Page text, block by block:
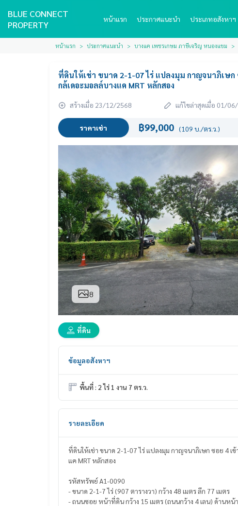
BLUE CONNECT
PROPERTY
หน้าแรก ประกาศแนะนำ ประเภทอสังหาฯ
หน้าแรก ประกาศแนะนำ บางแค เพชรเกษม ภาษีเจริญ หนองแขม
ที่ดินให้เช่า ขนาด 2-1-07 ไร่ แปลงมุม กาญจนาภิเษก
กล้เดอะมอลล์บางแค MRT หลักสอง
สร้างเมื่อ 23/12/2568 แก้ไขล่าสุดเมื่อ 01/
ราคาเช่า ฿99,000 (109 บ./ตร.ว.)
8
ที่ดิน
ข้อมูลอสังหาฯ
พื้นที่ : 2 ไร่ 1 งาน 7 ตร.ว.
รายละเอียด
ที่ดินให้เช่า ขนาด 2-1-07 ไร่ แปลงมุม กาญจนาภิเษก ซอย 4 เ
แค MRT หลักสอง
รหัสทรัพย์ A1-0090
- ขนาด 2-1-7 ไร่ (907 ตารางวา) กว้าง 48 เมตร ลึก 77 เมตร
- ถนนซอย หน้าที่ดิน กว้าง 15 เมตร (ถนนกว้าง 4 เลน) ด้านหน้